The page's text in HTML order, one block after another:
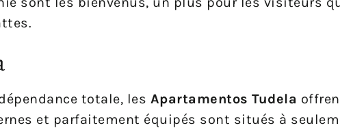
totale, les Apartamentos Tudela
et parfaitement équipés sont situés à